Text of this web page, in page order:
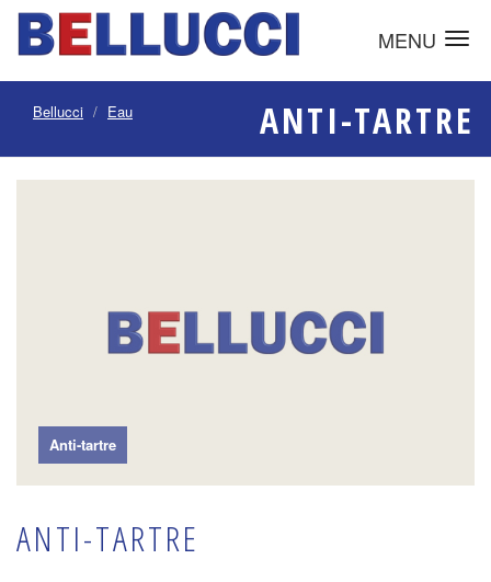
MENU
ANTI-TARTRE
Bellucci Eau
Anti-tartre
ANTI-TARTRE